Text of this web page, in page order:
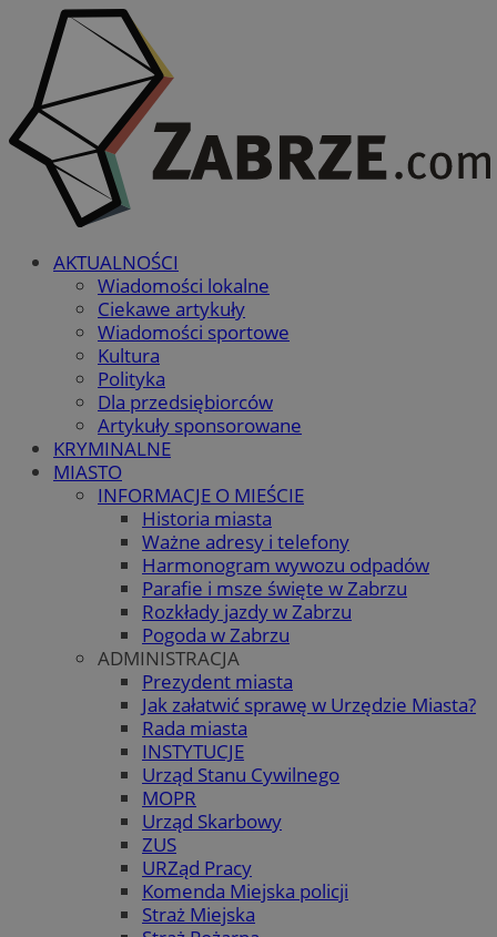
AKTUALNOŚCI
Wiadomości lokalne
Ciekawe artykuły
Wiadomości sportowe
Kultura
Polityka
Dla przedsiębiorców
Artykuły sponsorowane
KRYMINALNE
MIASTO
INFORMACJE O MIEŚCIE
Historia miasta
Ważne adresy i telefony
Harmonogram wywozu odpadów
Parafie i msze święte w Zabrzu
Rozkłady jazdy w Zabrzu
Pogoda w Zabrzu
ADMINISTRACJA
Prezydent miasta
Jak załatwić sprawę w Urzędzie Miasta?
Rada miasta
INSTYTUCJE
Urząd Stanu Cywilnego
MOPR
Urząd Skarbowy
ZUS
URZąd Pracy
Komenda Miejska policji
Straż Miejska